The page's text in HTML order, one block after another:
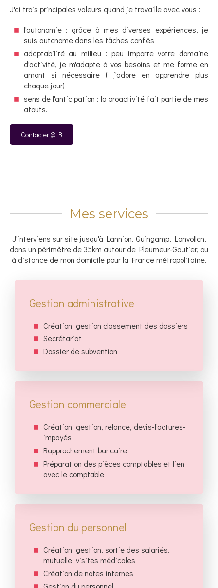
J'ai trois principales valeurs quand je travaille avec vous :
l'autonomie : grâce à mes diverses expériences, je
suis autonome dans les tâches confiés
adaptabilité au milieu : peu importe votre domaine
d'activité, je m'adapte à vos besoins et me forme en
amont si nécessaire ( j'adore en apprendre plus
chaque jour)
sens de l'anticipation : la proactivité fait partie de mes
atouts.
Contacter @LB
Mes services
J'interviens sur site jusqu'à Lannion, Guingamp, Lanvollon,
dans un périmètre de 35km autour de Pleumeur-Gautier, ou
à distance de mon domicile pour la France métropolitaine.
Gestion administrative
Création, gestion classement des dossiers
Secrétariat
Dossier de subvention
Gestion commerciale
Création, gestion, relance, devis-factures-
impayés
Rapprochement bancaire
Préparation des pièces comptables et lien
avec le comptable
Gestion du personnel
Création, gestion, sortie des salariés,
mutuelle, visites médicales
Création de notes internes